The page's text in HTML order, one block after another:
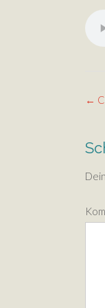
Post
←